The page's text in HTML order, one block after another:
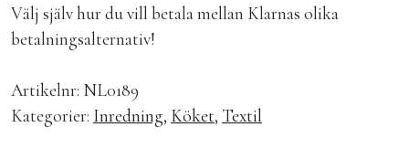
Välj själv hur du vill betala mellan Klarnas olika
betalningsalternativ!
Artikelnr: NL0189
Kategorier: Inredning, Köket, Textil